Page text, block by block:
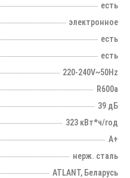
есть
электронное
есть
есть
220-240V~50Hz
R600a
39 дБ
323 кВт*ч/год
А+
нерж. сталь
ATLANT, Беларусь